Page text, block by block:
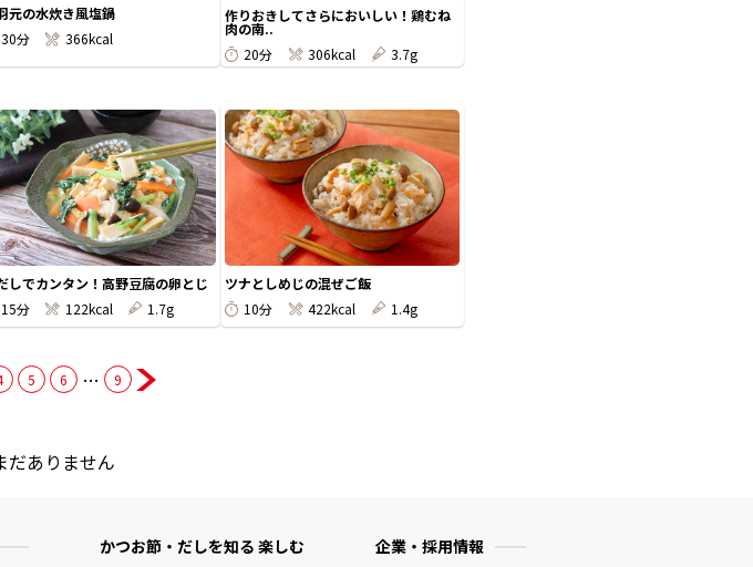
元の水炊き風塩鍋
30分
366kcal
作りおきしてさらにおいしい！鶏むね
肉の南..
20分
306kcal 3.7g
しでカンタン！高野豆腐の卵とじ
15分
122kcal 1.7g
ツナとしめじの混ぜご飯
10分
422kcal 1.4g
5 6 … 9
だありません
かつお節・だしを知る 楽しむ 企業・採用情報